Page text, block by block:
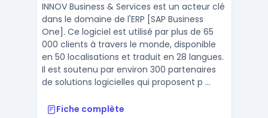
INNOV Business & Services est un acteur clé
dans le domaine de l'ERP [SAP Business
One]. Ce logiciel est utilisé par plus de 65
000 clients à travers le monde, disponible
en 50 localisations et traduit en 28 langues.
Il est soutenu par environ 300 partenaires
de solutions logicielles qui proposent p ...
Fiche complète